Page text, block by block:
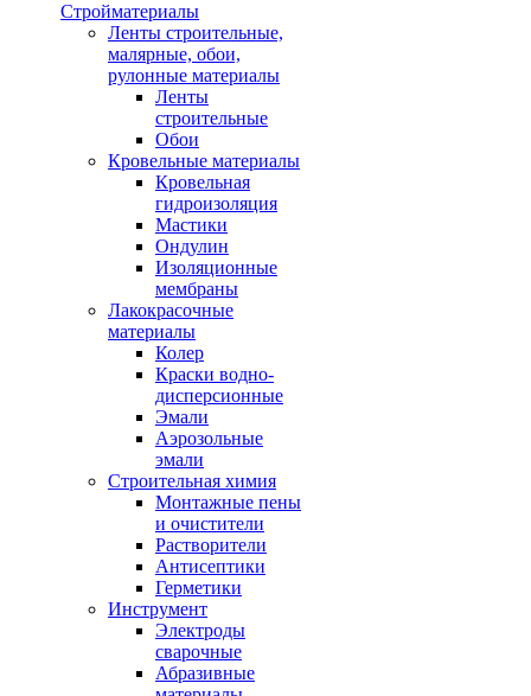
Стройматериалы
Ленты строительные,
малярные, обои,
рулонные материалы
Ленты
строительные
Обои
Кровельные материалы
Кровельная
гидроизоляция
Мастики
Ондулин
Изоляционные
мембраны
Лакокрасочные
материалы
Колер
Краски водно-
дисперсионные
Эмали
Аэрозольные
эмали
Строительная химия
Монтажные пены
и очистители
Растворители
Антисептики
Герметики
Инструмент
Электроды
сварочные
Абразивные